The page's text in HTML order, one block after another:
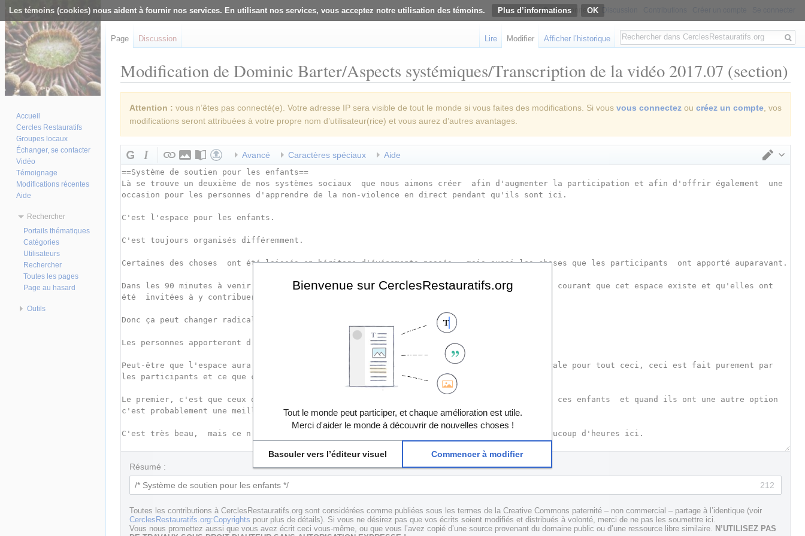
Les témoins (cookies) nous aident à fournir nos services. En utilisant nos services, vous acceptez notre utilisation des témoins. Plus d’informations
Modification de Dominic Barter/Aspects systémiques/Transcription de la vidéo 2017.07 (section)
Attention : vous n’êtes pas connecté(e). Votre adresse IP sera visible de tout le monde si vous faites des modifications. Si vous vous connectez ou créez un compte, vos
modifications seront attribuées à votre propre nom d’utilisateur(rice) et vous aurez d’autres avantages.
Avancé Caractères spéciaux Aide
Résumé :
212
Toutes les contributions à CerclesRestauratifs.org sont considérées comme publiées sous les termes de la Creative Commons paternité – non commercial – partage à l’identique (voir
CerclesRestauratifs.org:Copyrights pour plus de détails). Si vous ne désirez pas que vos écrits soient modifiés et distribués à volonté, merci de ne pas les soumettre ici.
Vous nous promettez aussi que vous avez écrit ceci vous-même, ou que vous l’avez copié d’une source provenant du domaine public ou d’une ressource libre similaire. N’UTILISEZ PAS
Non connecté
Page Discussion Lire Modifier Afficher l’historique
Rechercher
Accueil
Cercles Restauratifs
Groupes locaux
Échanger, se contacter
Vidéo
Témoignage
Modifications récentes
Aide
Rechercher
Portails thématiques
Catégories
Utilisateurs
Rechercher
Toutes les pages
Page au hasard
Outils
Bienvenue sur CerclesRestauratifs.org
Tout le monde peut participer, et chaque amélioration est utile.
Merci d'aider le monde à découvrir de nouvelles choses !
Basculer vers l’éditeur visuel Commencer à modifier